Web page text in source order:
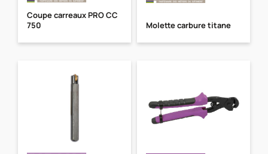
Coupe carreaux PRO CC
750
Molette carbure titane